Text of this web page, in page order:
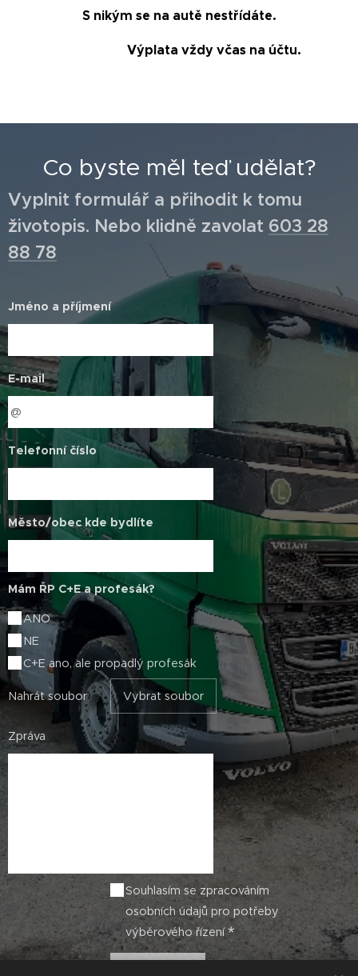
S nikým se na autě nestřídáte.
Výplata vždy včas na účtu.
Co byste měl teď udělat?
Vyplnit formulář a přihodit k tomu
životopis. Nebo klidně zavolat 603 28
88 78
Jméno a příjmení
E-mail
Telefonní číslo
Město/obec kde bydlíte
Mám ŘP C+E a profesák?
ANO
NE
C+E ano, ale propadlý profesák
Nahrát soubor Vybrat soubor
Zpráva
Souhlasím se zpracováním
osobních údajů pro potřeby
výběrového řízení